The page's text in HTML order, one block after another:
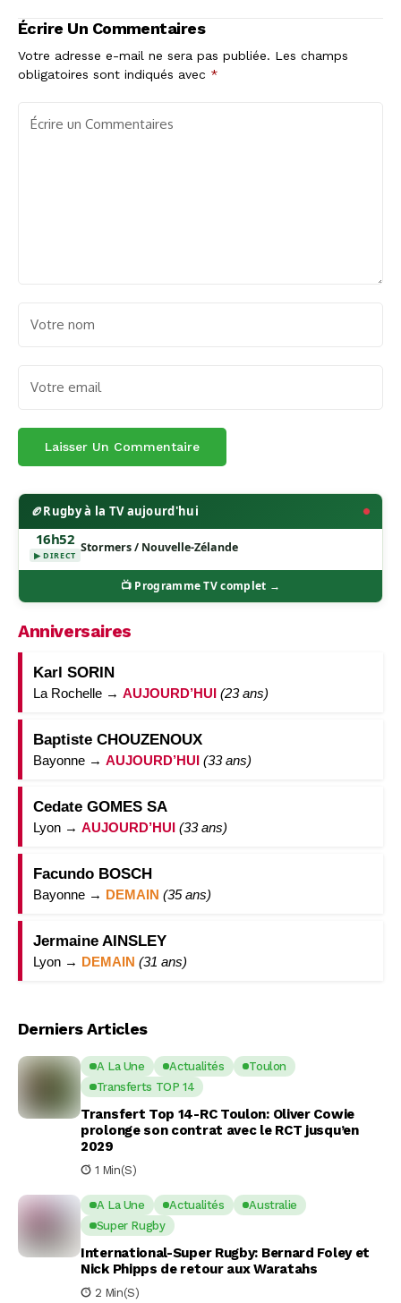
Écrire Un Commentaires
Votre adresse e-mail ne sera pas publiée. Les champs
obligatoires sont indiqués avec *
🏉Rugby à la TV aujourd'hui
16h52
▶ DIRECT
Stormers / Nouvelle-Zélande
📺 Programme TV complet →
Anniversaires
Karl SORIN
La Rochelle → AUJOURD’HUI (23 ans)
Baptiste CHOUZENOUX
Bayonne → AUJOURD’HUI (33 ans)
Cedate GOMES SA
Lyon → AUJOURD’HUI (33 ans)
Facundo BOSCH
Bayonne → DEMAIN (35 ans)
Jermaine AINSLEY
Lyon → DEMAIN (31 ans)
Derniers Articles
A La Une Actualités
Toulon
Transferts TOP 14
Transfert Top 14-RC Toulon: Oliver Cowie
prolonge son contrat avec le RCT jusqu’en
2029
1 Min(s)
A La Une Actualités
Australie
Super Rugby
International-Super Rugby: Bernard Foley et
Nick Phipps de retour aux Waratahs
2 Min(s)